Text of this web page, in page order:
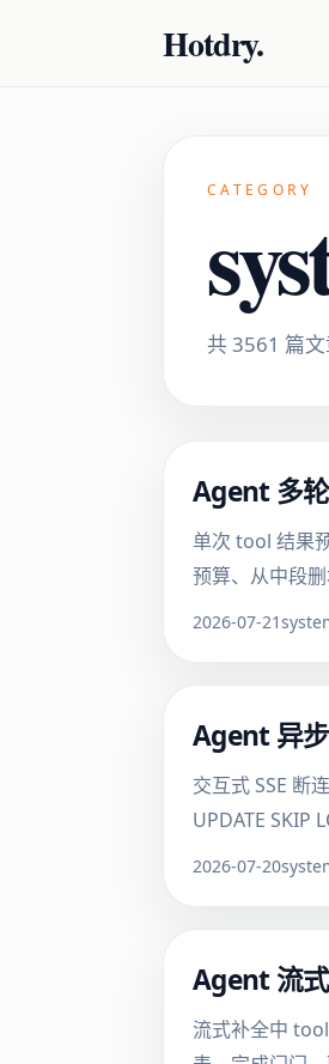
Hotdry.
CATEGORY
共 3561 篇文
Agent 多
单次 tool 结果
预算、从中段
2026-07-21
Agent 异
交互式 SSE 断
UPDATE SKIP
2026-07-20
Agent 流
流式补全中